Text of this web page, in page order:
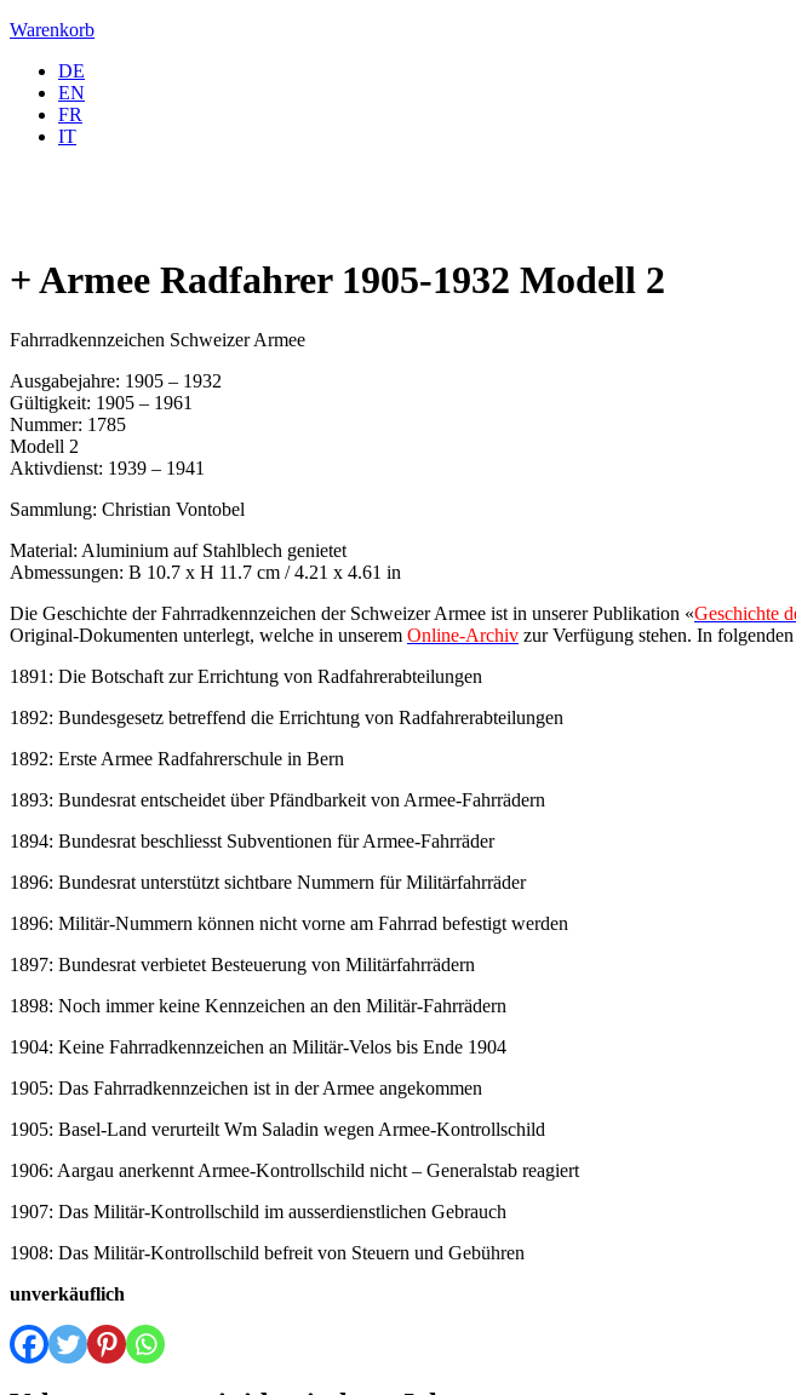
Warenkorb
DE
EN
FR
IT
+ Armee Radfahrer 1905-1932 Modell 2
Fahrradkennzeichen Schweizer Armee
Ausgabejahre: 1905 – 1932
Gültigkeit: 1905 – 1961
Nummer: 1785
Modell 2
Aktivdienst: 1939 – 1941
Sammlung: Christian Vontobel
Material: Aluminium auf Stahlblech genietet
Abmessungen: B 10.7 x H 11.7 cm / 4.21 x 4.61 in
Die Geschichte der Fahrradkennzeichen der Schweizer Armee ist in unserer Publikation «Geschichte
Original-Dokumenten unterlegt, welche in unserem Online-Archiv zur Verfügung stehen. In
1891: Die Botschaft zur Errichtung von Radfahrerabteilungen
1892: Bundesgesetz betreffend die Errichtung von Radfahrerabteilungen
1892: Erste Armee Radfahrerschule in Bern
1893: Bundesrat entscheidet über Pfändbarkeit von Armee-Fahrrädern
1894: Bundesrat beschliesst Subventionen für Armee-Fahrräder
1896: Bundesrat unterstützt sichtbare Nummern für Militärfahrräder
1896: Militär-Nummern können nicht vorne am Fahrrad befestigt werden
1897: Bundesrat verbietet Besteuerung von Militärfahrrädern
1898: Noch immer keine Kennzeichen an den Militär-Fahrrädern
1904: Keine Fahrradkennzeichen an Militär-Velos bis Ende 1904
1905: Das Fahrradkennzeichen ist in der Armee angekommen
1905: Basel-Land verurteilt Wm Saladin wegen Armee-Kontrollschild
1906: Aargau anerkennt Armee-Kontrollschild nicht – Generalstab reagiert
1907: Das Militär-Kontrollschild im ausserdienstlichen Gebrauch
1908: Das Militär-Kontrollschild befreit von Steuern und Gebühren
unverkäuflich